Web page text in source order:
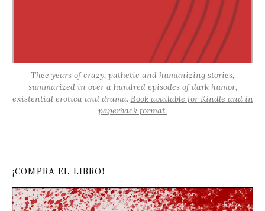
Thee years of crazy, pathetic and humanizing stories,
summarized in over a hundred episodes of dark humor,
existential erotica and drama. Book available for Kindle and in
paperback format.
¡COMPRA EL LIBRO!